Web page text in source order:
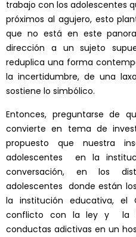
trabajo con los adolescentes
próximos al agujero, esto
que no está en este
dirección a un sujeto
reduplica una forma
la incertidumbre, de una
sostiene lo simbólico.
Entonces, preguntarse de
convierte en tema de
propuesto que nuestra
adolescentes en la
conversación, en los
adolescentes donde están
la institución educativa, el
conflicto con la ley y la
conductas adictivas en un